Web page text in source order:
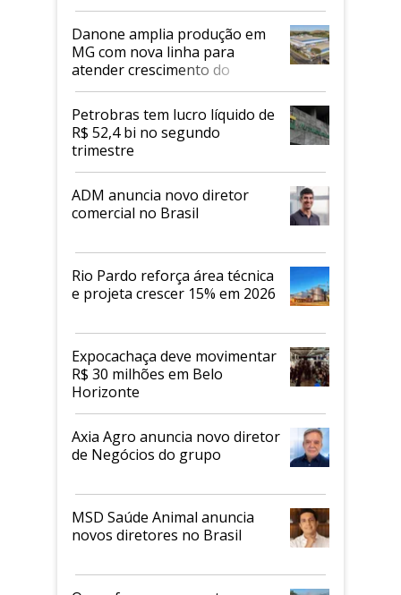
Danone amplia produção em
MG com nova linha para
atender crescimento do
mercado de alimentos
proteicos
Petrobras tem lucro líquido de
R$ 52,4 bi no segundo
trimestre
ADM anuncia novo diretor
comercial no Brasil
Rio Pardo reforça área técnica
e projeta crescer 15% em 2026
Expocachaça deve movimentar
R$ 30 milhões em Belo
Horizonte
Axia Agro anuncia novo diretor
de Negócios do grupo
MSD Saúde Animal anuncia
novos diretores no Brasil